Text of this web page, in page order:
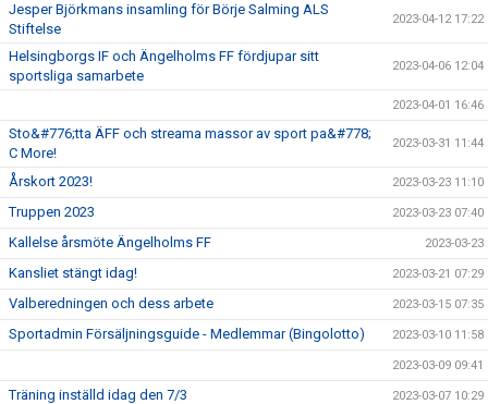
Jesper Björkmans insamling för Börje Salming ALS
Stiftelse
2023-04-12 17:22
Helsingborgs IF och Ängelholms FF fördjupar sitt
sportsliga samarbete
2023-04-06 12:04
2023-04-01 16:46
Sto&#776;tta ÄFF och streama massor av sport pa&#778;
C More!
2023-03-31 11:44
Årskort 2023! 2023-03-23 11:10
Truppen 2023 2023-03-23 07:40
Kallelse årsmöte Ängelholms FF 2023-03-23
Kansliet stängt idag! 2023-03-21 07:29
Valberedningen och dess arbete 2023-03-15 07:35
Sportadmin Försäljningsguide - Medlemmar (Bingolotto) 2023-03-10 11:58
2023-03-09 09:41
Träning inställd idag den 7/3 2023-03-07 10:29